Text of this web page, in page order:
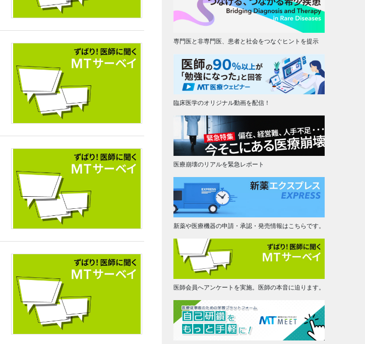
専門医と非専門医、患者と社会をつなぐヒントを提示
臨床医学のオリジナル動画を配信！
医療崩壊のリアルを緊急レポート
新薬や医療機器の申請・承認・発売情報はこちらです。
医師会員へアンケートを実施。医師の本音に迫ります。